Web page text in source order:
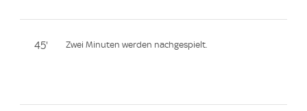
45' Zwei Minuten werden nachgespielt.